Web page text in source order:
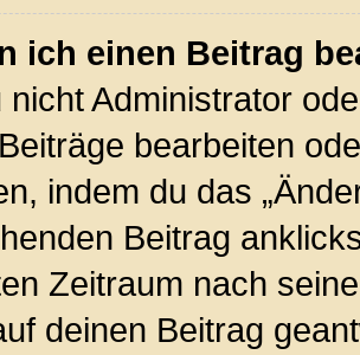
ich einen Beitrag
nicht Administrator
bearbeiten
indem du das
Beitrag
Zeitraum nach
deinen Beitrag